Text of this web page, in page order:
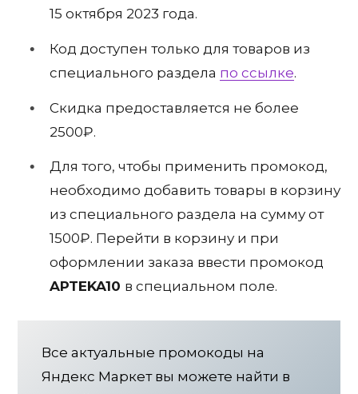
15 октября 2023 года.
Код доступен только для товаров из
специального раздела по ссылке.
Скидка предоставляется не более
2500₽.
Для того, чтобы применить промокод,
необходимо добавить товары в корзину
из специального раздела на сумму от
1500₽. Перейти в корзину и при
оформлении заказа ввести промокод
APTEKA10 в специальном поле.
Все актуальные промокоды на
Яндекс Маркет вы можете найти в